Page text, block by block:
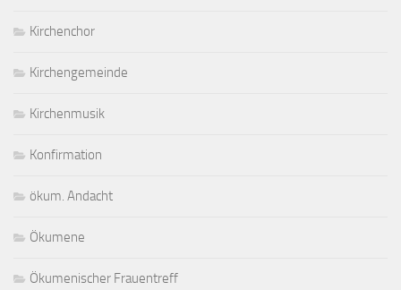
Kirchenchor
Kirchengemeinde
Kirchenmusik
Konfirmation
ökum. Andacht
Ökumene
Ökumenischer Frauentreff